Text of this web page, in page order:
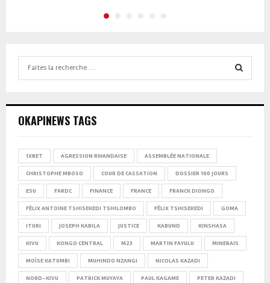
OKAPINEWS TAGS
1XBET AGRESSION RWANDAISE ASSEMBLÉE NATIONALE
CHRISTOPHE MBOSO COUR DE CASSATION DOSSIER 100 JOURS
ESU FARDC FINANCE FRANCE FRANCK DIONGO
FÉLIX ANTOINE TSHISEKEDI TSHILOMBO FÉLIX TSHISEKEDI GOMA
ITURI JOSEPH KABILA JUSTICE KABUND KINSHASA
KIVU KONGO CENTRAL M23 MARTIN FAYULU MINERAIS
MOÏSE KATUMBI MUHINDO NZANGI NICOLAS KAZADI
NORD-KIVU PATRICK MUYAYA PAUL KAGAME PETER KAZADI